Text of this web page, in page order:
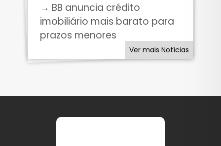
→ BB anuncia crédito
imobiliário mais barato para
prazos menores
Ver mais Notícias